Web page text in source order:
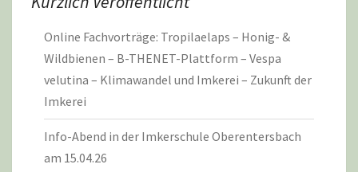
Online Fachvorträge: Tropilaelaps – Honig- &
Wildbienen – B-THENET-Plattform – Vespa
velutina – Klimawandel und Imkerei – Zukunft der
Imkerei
Info-Abend in der Imkerschule Oberentersbach
am 15.04.26